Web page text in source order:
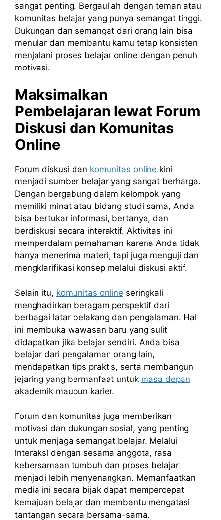
sangat penting. Bergaullah dengan teman atau
komunitas belajar yang punya semangat tinggi.
Dukungan dan semangat dari orang lain bisa
menular dan membantu kamu tetap konsisten
menjalani proses belajar online dengan penuh
motivasi.
Maksimalkan
Pembelajaran lewat Forum
Diskusi dan Komunitas
Online
Forum diskusi dan komunitas online kini
menjadi sumber belajar yang sangat berharga.
Dengan bergabung dalam kelompok yang
memiliki minat atau bidang studi sama, Anda
bisa bertukar informasi, bertanya, dan
berdiskusi secara interaktif. Aktivitas ini
memperdalam pemahaman karena Anda tidak
hanya menerima materi, tapi juga menguji dan
mengklarifikasi konsep melalui diskusi aktif.
Selain itu, komunitas online seringkali
menghadirkan beragam perspektif dari
berbagai latar belakang dan pengalaman. Hal
ini membuka wawasan baru yang sulit
didapatkan jika belajar sendiri. Anda bisa
belajar dari pengalaman orang lain,
mendapatkan tips praktis, serta membangun
jejaring yang bermanfaat untuk masa depan
akademik maupun karier.
Forum dan komunitas juga memberikan
motivasi dan dukungan sosial, yang penting
untuk menjaga semangat belajar. Melalui
interaksi dengan sesama anggota, rasa
kebersamaan tumbuh dan proses belajar
menjadi lebih menyenangkan. Memanfaatkan
media ini secara bijak dapat mempercepat
kemajuan belajar dan membantu mengatasi
tantangan secara bersama-sama.